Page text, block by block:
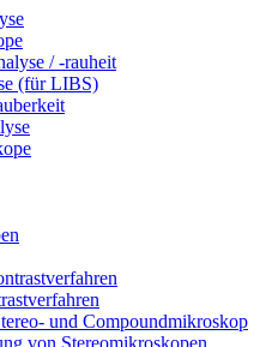
/ -rauheit
(für LIBS)
und Compoundmikroskop
von Stereomikroskopen